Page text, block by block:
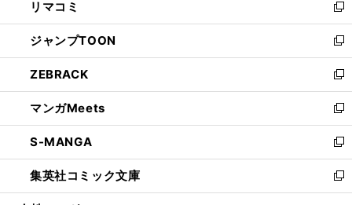
で
開
く
ド
ウ
で
開
く
ィ
ン
ド
ウ
で
開
く
い
ウ
ィ
ン
ド
ウ
で
開
く
リマコミ
新
し
い
ウ
ィ
ン
ド
ウ
で
開
く
ジャンプTOON
新
し
い
ウ
ィ
ン
ド
ウ
で
開
ZEBRACK
新
し
い
ウ
ィ
ン
ド
ウ
マンガMeets
新
し
い
ウ
ィ
ン
S-MANGA
新
し
い
ウ
集英社コミック文庫
新
し